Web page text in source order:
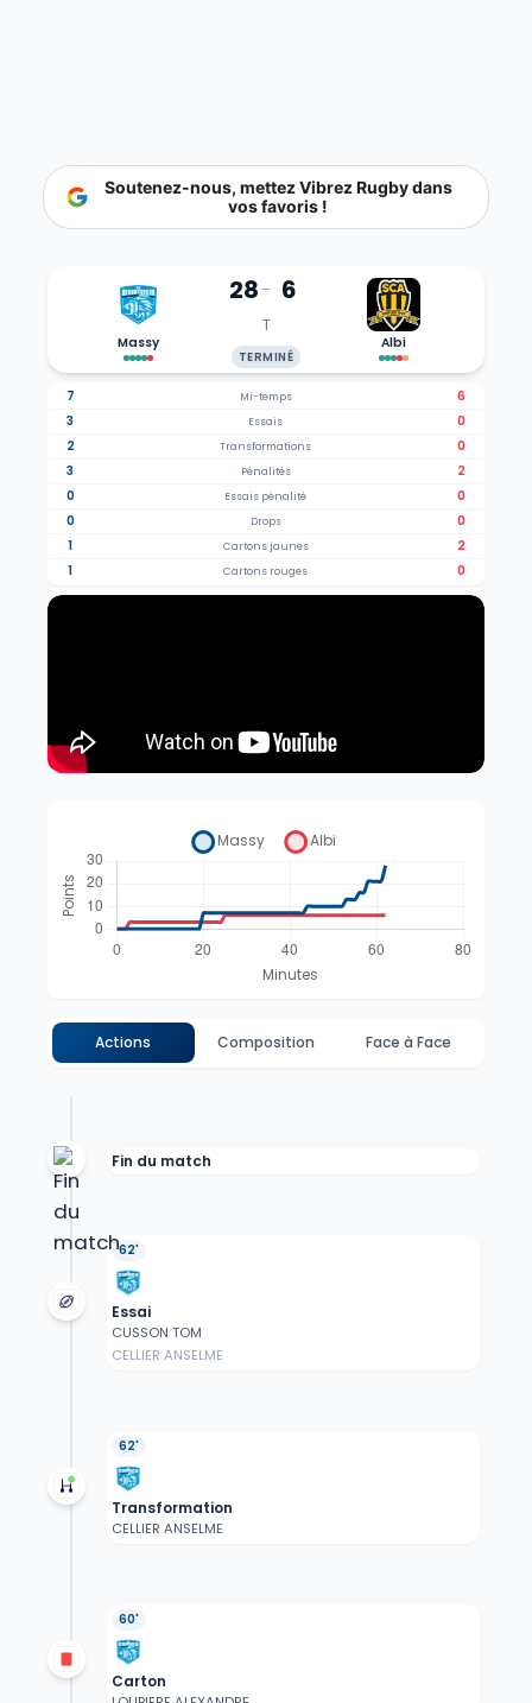
Soutenez-nous, mettez Vibrez Rugby dans
vos favoris !
Massy
28- 6
T
TERMINÉ
Albi
7 Mi-temps
6
3
Essais
0
2
Transformations
0
3
Pénalités
2
0
Essais pénalité
0
0
Drops
0
1
Cartons jaunes
2
1
Cartons rouges 0
Actions Composition Face à Face
Fin du match
62'
Essai
CUSSON TOM
CELLIER ANSELME
62'
Transformation
CELLIER ANSELME
60'
Carton